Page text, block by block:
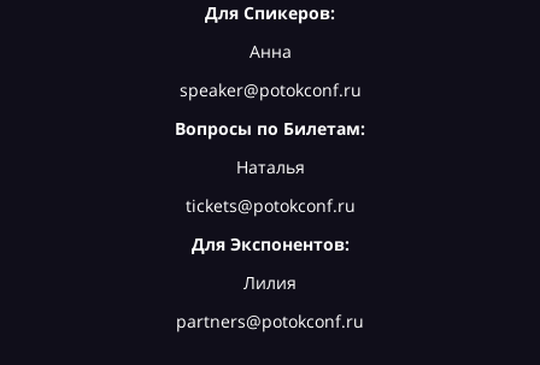
Для Спикеров:
Анна
speaker@potokconf.ru
Вопросы по Билетам:
Наталья
tickets@potokconf.ru
Для Экспонентов:
Лилия
partners@potokconf.ru